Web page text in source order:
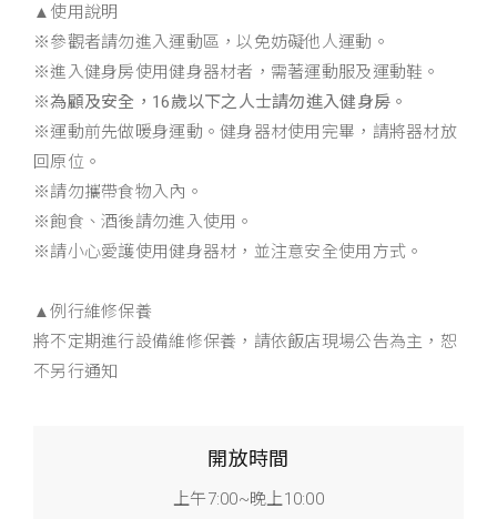
▲使用說明
※參觀者請勿進入運動區，以免妨礙他人運動。
※進入健身房使用健身器材者，需著運動服及運動鞋。
※為顧及安全，16歲以下之人士請勿進入健身房。
※運動前先做暖身運動。健身器材使用完畢，請將器材放
回原位。
※請勿攜帶食物入內。
※飽食、酒後請勿進入使用。
※請小心愛護使用健身器材，並注意安全使用方式。
▲例行維修保養
將不定期進行設備維修保養，請依飯店現場公告為主，恕
不另行通知
開放時間
上午7:00~晚上10:00